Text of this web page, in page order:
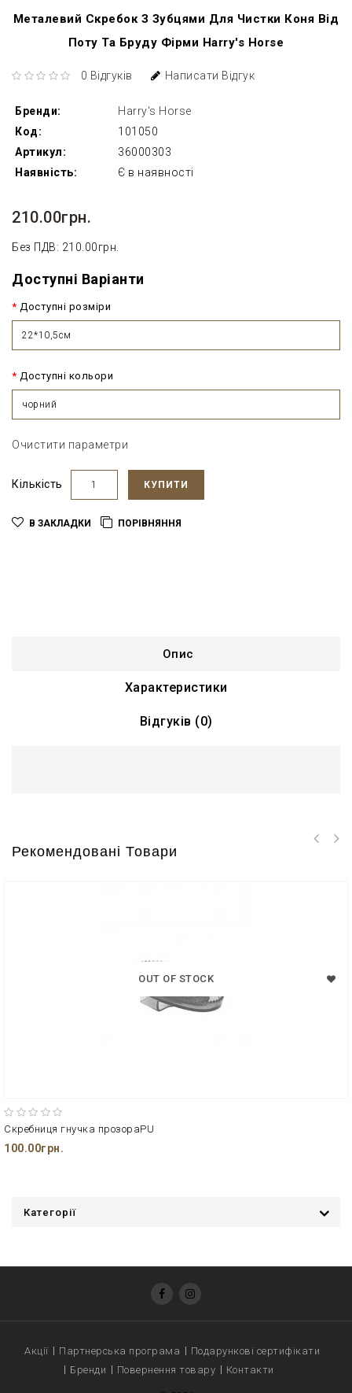
Металевий Скребок З Зубцями Для Чистки Коня Від
Поту Та Бруду Фірми Harry's Horse
0 Відгуків Написати Відгук
Бренди:
Harry's Horse
Код:
101050
Артикул:
36000303
Наявність:
Є в наявності
210.00грн.
Без ПДВ: 210.00грн.
Доступні Варіанти
Доступні розміри
22*10,5см
Доступні кольори
чорний
Очистити параметри
Кількість КУПИТИ
В ЗАКЛАДКИ ПОРІВНЯННЯ
Опис
Характеристики
Відгуків (0)
Рекомендовані Товари
OUT OF STOCK
Скребниця гнучка прозораPU
100.00грн.
Категорії
Акції Партнерська програма
Подарункові сертифікати
Бренди
Повернення товару Контакти